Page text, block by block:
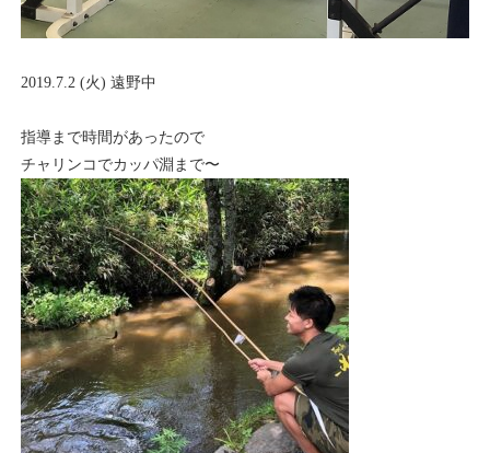
2019.7.2 (火) 遠野中
指導まで時間があったので
チャリンコでカッパ淵まで〜